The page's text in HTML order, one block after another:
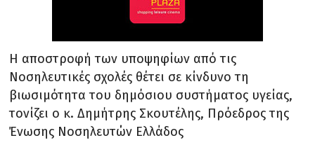
Η αποστροφή των υποψηφίων από τις
Νοσηλευτικές σχολές θέτει σε κίνδυνο τη
βιωσιμότητα του δημόσιου συστήματος υγείας,
τονίζει ο κ. Δημήτρης Σκουτέλης, Πρόεδρος της
Ένωσης Νοσηλευτών Ελλάδος